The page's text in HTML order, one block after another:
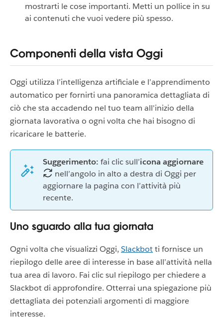
mostrarti le cose importanti. Metti un pollice in su
ai contenuti che vuoi vedere più spesso.
Componenti della vista Oggi
Oggi utilizza l’intelligenza artificiale e l’apprendimento
automatico per fornirti una panoramica dettagliata di
ciò che sta accadendo nel tuo team all'inizio della
giornata lavorativa o ogni volta che hai bisogno di
ricaricare le batterie.
Suggerimento: fai clic sull’icona aggiornare
nell’angolo in alto a destra di Oggi per
aggiornare la pagina con l’attività più
recente.
Uno sguardo alla tua giornata
Ogni volta che visualizzi Oggi, Slackbotti fornisce un
riepilogo delle aree di interesse in base all’attività nella
tua area di lavoro. Fai clic sul riepilogo per chiedere a
Slackbot di approfondire. Otterrai una spiegazione più
dettagliata dei potenziali argomenti di maggiore
interesse.